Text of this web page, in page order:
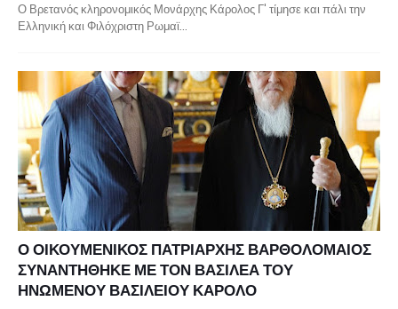
Ο Βρετανός κληρονομικός Μονάρχης Κάρολος Γ' τίμησε και πάλι την
Ελληνική και Φιλόχριστη Ρωμαϊ…
Ο ΟΙΚΟΥΜΕΝΙΚΟΣ ΠΑΤΡΙΑΡΧΗΣ ΒΑΡΘΟΛΟΜΑΙΟΣ
ΣΥΝΑΝΤΗΘΗΚΕ ΜΕ ΤΟΝ ΒΑΣΙΛΕΑ ΤΟΥ
ΗΝΩΜΕΝΟΥ ΒΑΣΙΛΕΙΟΥ ΚΑΡΟΛΟ